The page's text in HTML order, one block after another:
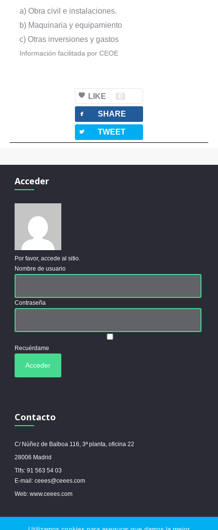
a) Obra civil e instalaciones.
b) Maquinaria y equipamiento
c) Otras inversiones y gastos
Información facilitada por CEOE
LIKE 0
facebook SHARE
twitterbird TWEET
Acceder
Por favor, accede al sitio.
Nombre de usuario
Contraseña
Recuérdame
Contacto
C/ Núñez de Balboa 116, 3ª planta, oficina 22
28006 Madrid
Tlfs: 91 563 54 03
E-mail: ceees@ceees.com
Web: www.ceees.com